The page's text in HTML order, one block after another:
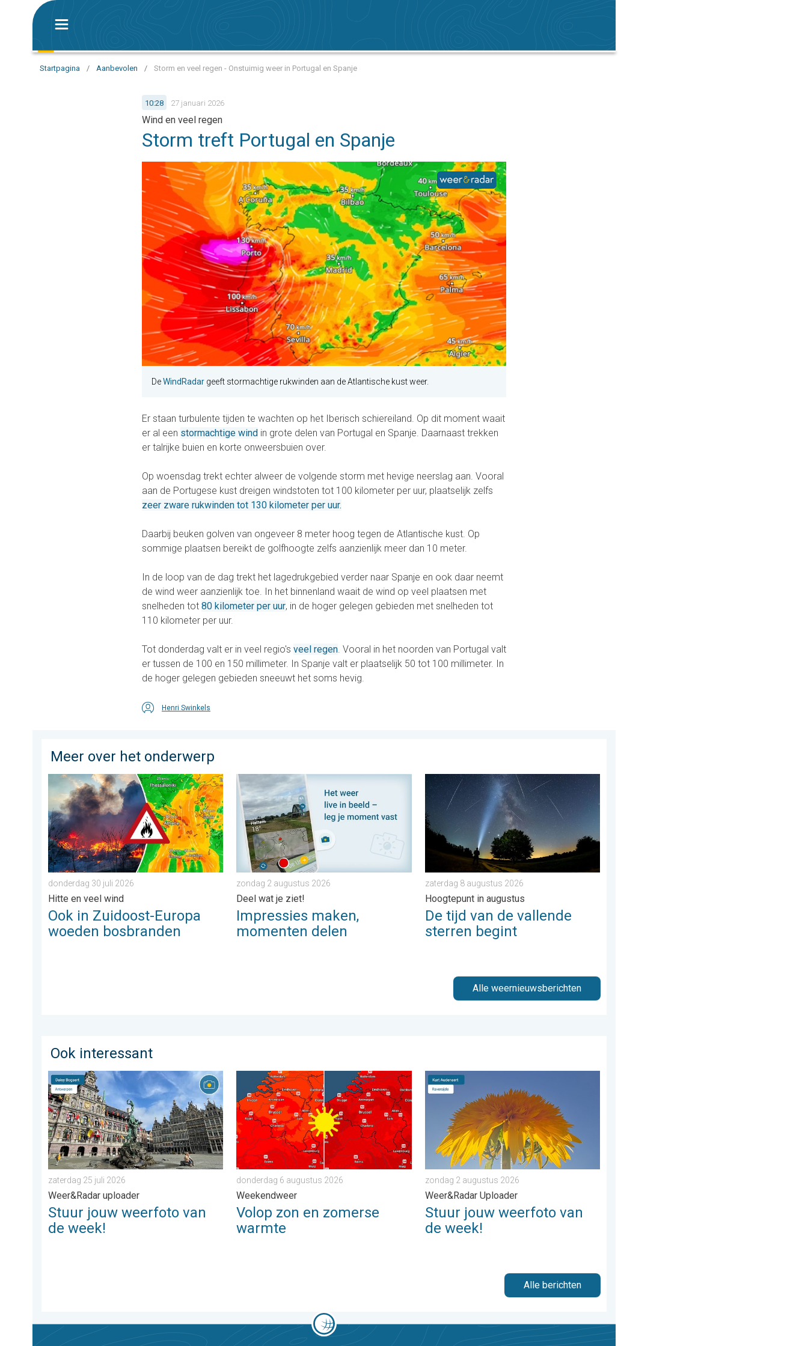
Startpagina / Aanbevolen / Storm en veel regen - Onstuimig weer in Portugal en Spanje
10:28 27 januari 2026
Wind en veel regen
Storm treft Portugal en Spanje
DeWindRadar geeft stormachtige rukwinden aan de Atlantische kust weer.
Er staan turbulente tijden te wachten op het Iberisch schiereiland. Op dit moment waait
er al een stormachtige wind in grote delen van Portugal en Spanje. Daarnaast trekken
er talrijke buien en korte onweersbuien over.
Op woensdag trekt echter alweer de volgende storm met hevige neerslag aan. Vooral
aan de Portugese kust dreigen windstoten tot 100 kilometer per uur, plaatselijk zelfs
zeer zware rukwinden tot 130 kilometer per uur.
Daarbij beuken golven van ongeveer 8 meter hoog tegen de Atlantische kust. Op
sommige plaatsen bereikt de golfhoogte zelfs aanzienlijk meer dan 10 meter.
In de loop van de dag trekt het lagedrukgebied verder naar Spanje en ook daar neemt
de wind weer aanzienlijk toe. In het binnenland waait de wind op veel plaatsen met
snelheden tot 80 kilometer per uur, in de hoger gelegen gebieden met snelheden tot
110 kilometer per uur.
Tot donderdag valt er in veel regio's veel regen. Vooral in het noorden van Portugal valt
er tussen de 100 en 150 millimeter. In Spanje valt er plaatselijk 50 tot 100 millimeter. In
de hoger gelegen gebieden sneeuwt het soms hevig.
Henri Swinkels
Meer over het onderwerp
Ook in Zuidoost-Europa woeden bosbranden. Hitte en veel wind. . . donderdag 30 juli 2026
donderdag 30 juli 2026
Hitte en veel wind
Ook in Zuidoost-Europa
woeden bosbranden
Impressies maken, momenten delen. Deel wat je ziet!. . . zondag 2 augustus 2026
zondag 2 augustus 2026
Deel wat je ziet!
Impressies maken,
momenten delen
De tijd van de vallende sterren begint. Hoogtepunt in augustus. . . zaterdag 8 augustus 2026
zaterdag 8 augustus 2026
Hoogtepunt in augustus
De tijd van de vallende
sterren begint
Alle weernieuwsberichten
Ook interessant
Stuur jouw weerfoto van de week!. Weer&Radar uploader. . . zaterdag 25 juli 2026
zaterdag 25 juli 2026
Weer&Radar uploader
Stuur jouw weerfoto van
de week!
Volop zon en zomerse warmte. Weekendweer. . . donderdag 6 augustus 2026
donderdag 6 augustus 2026
Weekendweer
Volop zon en zomerse
warmte
Stuur jouw weerfoto van de week!. Weer&Radar Uploader. . . zondag 2 augustus 2026
zondag 2 augustus 2026
Weer&Radar Uploader
Stuur jouw weerfoto van
de week!
Alle berichten